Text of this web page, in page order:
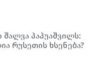
პაპუაშვილს:
რუსეთის ხსენება?